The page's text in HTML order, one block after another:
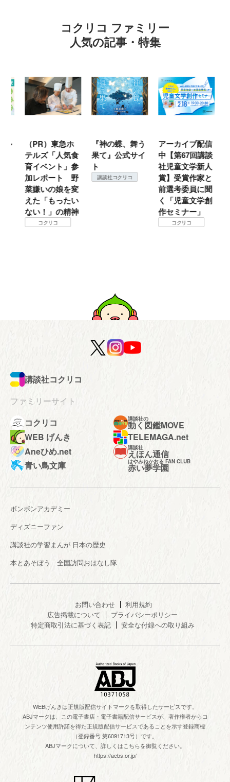
コクリコ ファミリー
人気の記事・特集
（PR）東急ホ
テルズ「人気食
育イベント」参
加レポート 野
菜嫌いの娘を変
えた「もったい
ない！」の精神
コクリコ
『神の蝶、舞う
果て』公式サイ
ト
講談社コクリコ
アーカイブ配信
中【第67回講談
社児童文学新人
賞】受賞作家と
前選考委員に聞
く「児童文学創
作セミナー」
コクリコ
講談社コクリコ
ファミリーサイト
コクリコ
講談社の
動く図鑑MOVE
WEB げんき
TELEMAGA.net
Aneひめ.net
講談社
えほん通信
青い鳥文庫
はやみねかおる FAN CLUB
赤い夢学園
ボンボンアカデミー
ディズニーファン
講談社の学習まんが 日本の歴史
本とあそぼう 全国訪問おはなし隊
お問い合わせ
利用規約
広告掲載について
プライバシーポリシー
特定商取引法に基づく表記
安全な付録への取り組み
WEBげんきは正規版配信サイトマークを取得したサービスです。
ABJマークは、この電子書店・電子書籍配信サービスが、著作権者からコ
ンテンツ使用許諾を得た正規版配信サービスであることを示す登録商標
（登録番号 第6091713号）です。
ABJマークについて、詳しくはこちらを御覧ください。
https://aebs.or.jp/